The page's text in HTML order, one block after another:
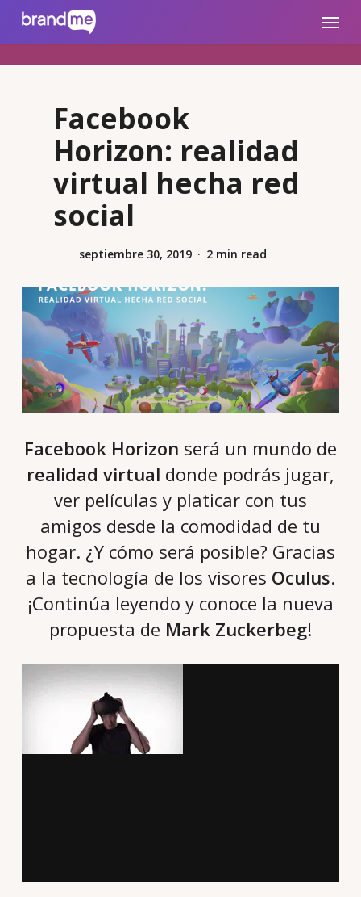
brandme.la Menu
Facebook
Horizon: realidad
virtual hecha red
social
septiembre 30, 2019 2 min read
Facebook Horizon será un mundo de
realidad virtual donde podrás jugar,
ver películas y platicar con tus
amigos desde la comodidad de tu
hogar. ¿Y cómo será posible? Gracias
a la tecnología de los visores Oculus.
¡Continúa leyendo y conoce la nueva
propuesta de Mark Zuckerbeg!